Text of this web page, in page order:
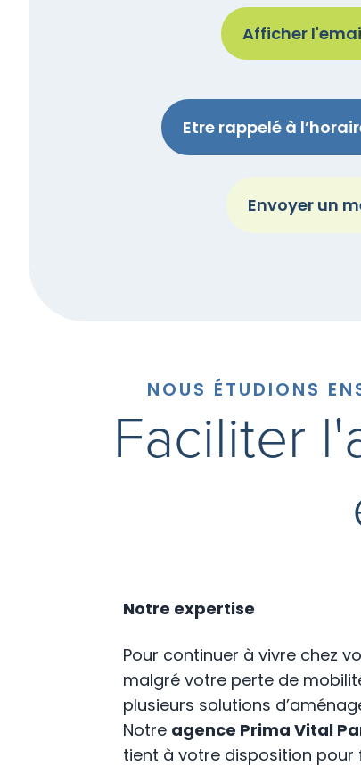
Afficher
Etre rappelé à
Envoyer un
NOUS ÉTUDIONS
Faciliter
Notre expertise
Pour continuer à vivre chez
malgré votre perte de
plusieurs solutions
Notre agence Prima Vital
tient à votre disposition